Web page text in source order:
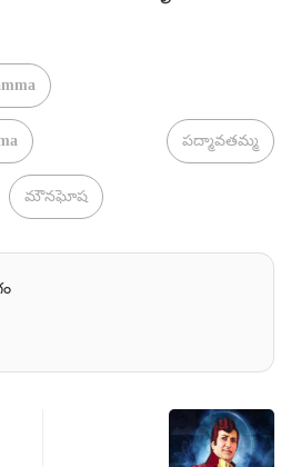
పద్మావతమ్మ
మౌనఘోష